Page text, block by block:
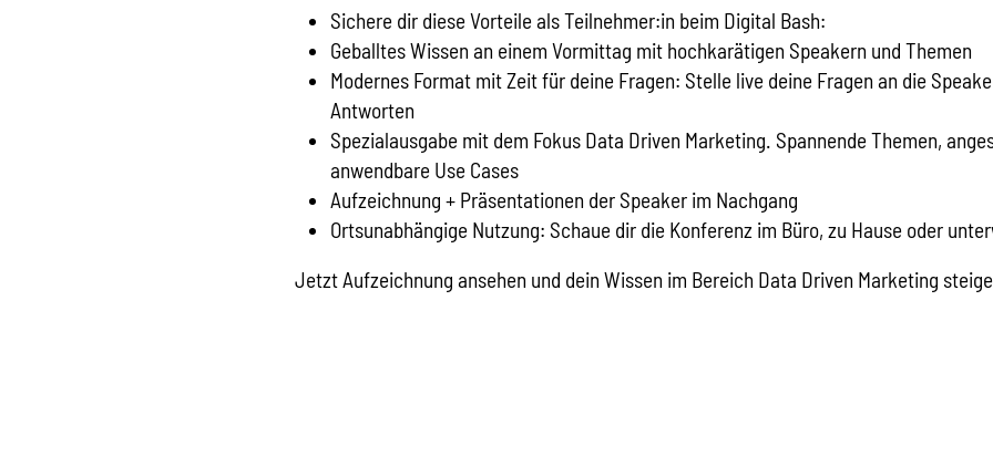
Sichere dir diese Vorteile als Teilnehmer:in beim Digital Bash:
Geballtes Wissen an einem Vormittag mit hochkarätigen Speakern und Themen
Modernes Format mit Zeit für deine Fragen: Stelle live deine Fragen an die
Antworten
Spezialausgabe mit dem Fokus Data Driven Marketing. Spannende Themen,
anwendbare Use Cases
Aufzeichnung + Präsentationen der Speaker im Nachgang
Ortsunabhängige Nutzung: Schaue dir die Konferenz im Büro, zu Hause oder
Jetzt Aufzeichnung ansehen und dein Wissen im Bereich Data Driven Marketing